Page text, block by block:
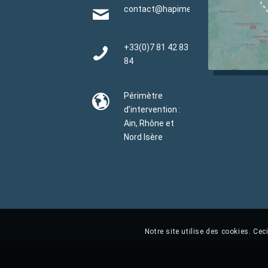
contact@hapimen.fr
+33(0)7 81 42 83
84
Périmètre
d’intervention :
Ain, Rhône et
Nord Isère
Notre site utilise des cookies.